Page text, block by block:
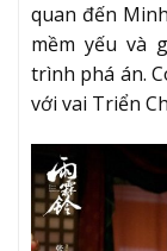
quan đến
mềm yếu và
trình phá án.
với vai Triển